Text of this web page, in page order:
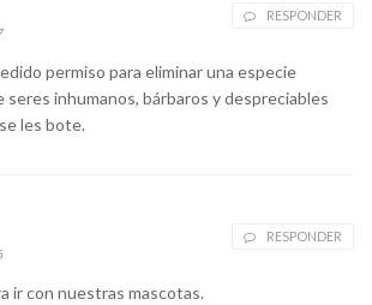
RESPONDER
permiso para eliminar una especie
seres inhumanos, bárbaros y despreciables
les bote.
RESPONDER
ir con nuestras mascotas.